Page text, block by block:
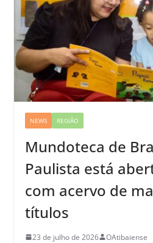
NEWS REGIÃO
Mundoteca de
Paulista está
com acervo de
títulos
23 de julho de 2026 OAtibaiense